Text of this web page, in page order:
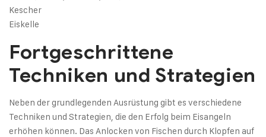
Kescher
Eiskelle
Fortgeschrittene
Techniken und Strategien
Neben der grundlegenden Ausrüstung gibt es verschiedene
Techniken und Strategien, die den Erfolg beim Eisangeln
erhöhen können. Das Anlocken von Fischen durch Klopfen auf